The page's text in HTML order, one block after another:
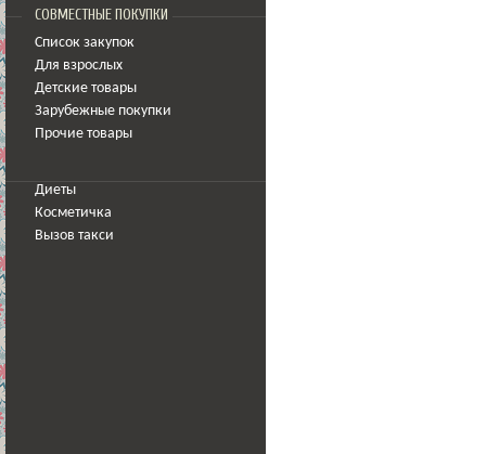
СОВМЕСТНЫЕ ПОКУПКИ
Список закупок
Для взрослых
Детские товары
Зарубежные покупки
Прочие товары
Диеты
Косметичка
Вызов такси